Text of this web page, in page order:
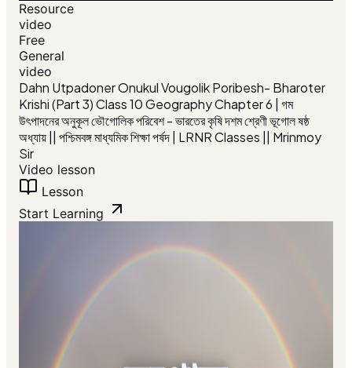
Resource
video
Free
General
video
Dahn Utpadoner Onukul Vougolik Poribesh- Bharoter
Krishi (Part 3) Class 10 Geography Chapter 6 | গম
উৎপাদনের অনুকূল ভৌগোলিক পরিবেশ - ভারতের কৃষি দশম শ্রেণী ভূগোল ষষ্ঠ
অধ্যায় || পশ্চিমবঙ্গ মাধ্যমিক শিক্ষা পর্ষদ | LRNR Classes || Mrinmoy
Sir
Video lesson
Lesson
Start Learning